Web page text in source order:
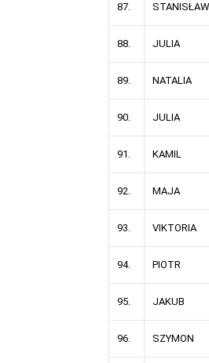
87. STANISŁAW
88. JULIA
89. NATALIA
90. JULIA
91. KAMIL
92. MAJA
93. VIKTORIA
94. PIOTR
95. JAKUB
96. SZYMON